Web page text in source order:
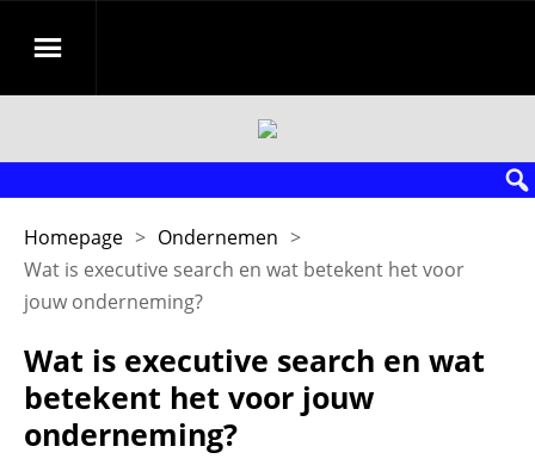
Homepage > Ondernemen >
Wat is executive search en wat betekent het voor
jouw onderneming?
Wat is executive search en wat
betekent het voor jouw
onderneming?